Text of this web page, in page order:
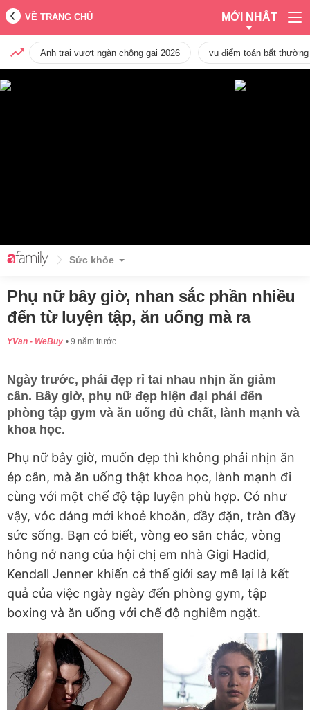
VỀ TRANG CHỦ MỚI NHẤT
Anh trai vượt ngàn chông gai 2026 vụ điểm toán bất
Sức khỏe
Phụ nữ bây giờ, nhan sắc phần nhiều
đến từ luyện tập, ăn uống mà ra
YVan - WeBuy 9 năm trước
Ngày trước, phái đẹp rỉ tai nhau nhịn ăn giảm
cân. Bây giờ, phụ nữ đẹp hiện đại phải đến
phòng tập gym và ăn uống đủ chất, lành mạnh và
khoa học.
Phụ nữ bây giờ, muốn đẹp thì không phải nhịn ăn
ép cân, mà ăn uống thật khoa học, lành mạnh đi
cùng với một chế độ tập luyện phù hợp. Có như
vậy, vóc dáng mới khoẻ khoắn, đầy đặn, tràn đầy
sức sống. Bạn có biết, vòng eo săn chắc, vòng
hông nở nang của hội chị em nhà Gigi Hadid,
Kendall Jenner khiến cả thế giới say mê lại là kết
quả của việc ngày ngày đến phòng gym, tập
boxing và ăn uống với chế độ nghiêm ngặt.